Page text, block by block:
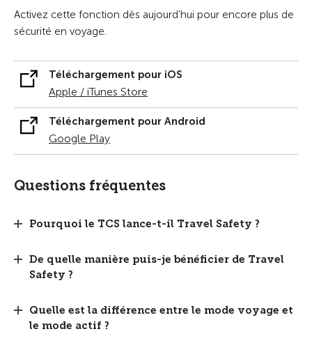
Activez cette fonction dès aujourd’hui pour encore plus de
sécurité en voyage.
Téléchargement pour iOS
Apple / iTunes Store
Téléchargement pour Android
Google Play
Questions fréquentes
Pourquoi le TCS lance-t-il Travel Safety ?
De quelle manière puis-je bénéficier de Travel
Safety ?
Quelle est la différence entre le mode voyage et
le mode actif ?